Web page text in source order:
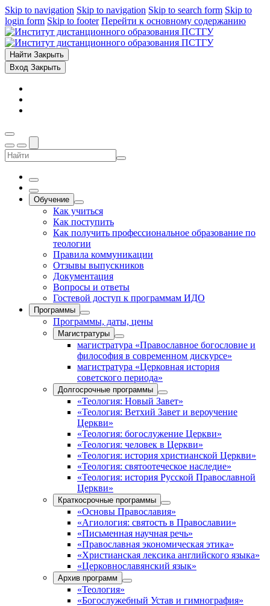
Skip to navigation Skip to navigation Skip to search form Skip to
login form Skip to footer Перейти к основному содержанию
Найти Закрыть
Вход Закрыть
Обучение
Как учиться
Как поступить
Как получить профессиональное образование по
теологии
Правила коммуникации
Отзывы выпускников
Документация
Вопросы и ответы
Гостевой доступ к программам ИДО
Программы
Программы, даты, цены
Магистратуры
магистратура «Православное богословие и
философия в современном дискурсе»
магистратура «Церковная история
советского периода»
Долгосрочные программы
«Теология: Новый Завет»
«Теология: Ветхий Завет и вероучение
Церкви»
«Теология: богослужение Церкви»
«Теология: человек в Церкви»
«Теология: история христианской Церкви»
«Теология: святоотеческое наследие»
«Теология: история Русской Православной
Церкви»
Краткосрочные программы
«Основы Православия»
«Агиология: святость в Православии»
«Письменная научная речь»
«Православная экономическая этика»
«Христианская лексика английского языка»
«Церковнославянский язык»
Архив программ
«Теология»
«Богослужебный Устав и гимнография»